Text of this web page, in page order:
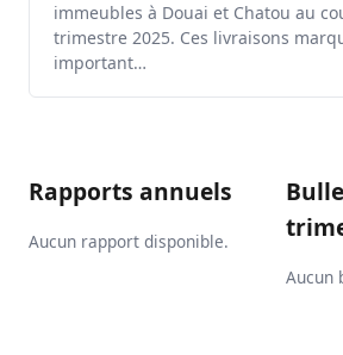
immeubles à Douai et Chatou au
trimestre 2025. Ces livraisons
important…
Rapports annuels
Aucun rapport disponible.
Aucun